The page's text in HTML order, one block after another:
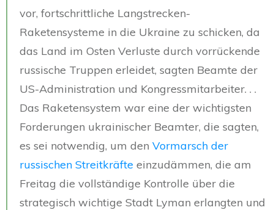
vor, fortschrittliche Langstrecken-
Raketensysteme in die Ukraine zu schicken, da
das Land im Osten Verluste durch vorrückende
russische Truppen erleidet, sagten Beamte der
US-Administration und Kongressmitarbeiter. . .
Das Raketensystem war eine der wichtigsten
Forderungen ukrainischer Beamter, die sagten,
es sei notwendig, um den Vormarsch der
russischen Streitkräfte einzudämmen, die am
Freitag die vollständige Kontrolle über die
strategisch wichtige Stadt Lyman erlangten und